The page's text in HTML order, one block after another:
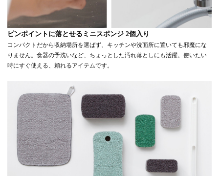
ピンポイントに落とせるミニスポンジ 2個入り
コンパクトだから収納場所を選ばず、キッチンや洗面所に置いても邪魔にな
りません。食器の予洗いなど、ちょっとした汚れ落としにも活躍。使いたい
時にすぐ使える、頼れるアイテムです。